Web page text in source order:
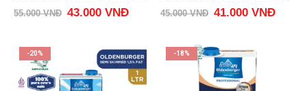
55.000VNĐ 43.000 VNĐ 45.000VNĐ 41.000 VNĐ
-20% -18%